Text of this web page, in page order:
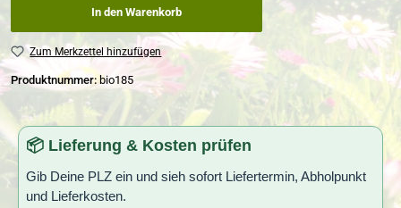
In den Warenkorb
Zum Merkzettel hinzufügen
Produktnummer: bio185
📦 Lieferung & Kosten prüfen
Gib Deine PLZ ein und sieh sofort Liefertermin, Abholpunkt
und Lieferkosten.